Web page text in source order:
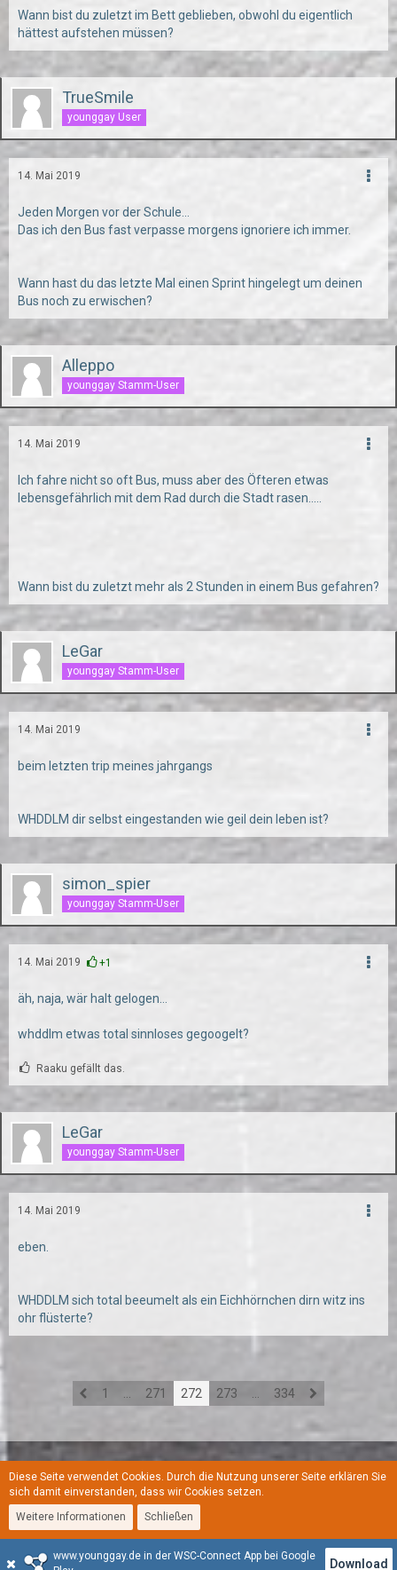
Wann bist du zuletzt im Bett geblieben, obwohl du eigentlich
hättest aufstehen müssen?
TrueSmile
younggay User
14. Mai 2019
Jeden Morgen vor der Schule...
Das ich den Bus fast verpasse morgens ignoriere ich immer.
Wann hast du das letzte Mal einen Sprint hingelegt um deinen
Bus noch zu erwischen?
Alleppo
younggay Stamm-User
14. Mai 2019
Ich fahre nicht so oft Bus, muss aber des Öfteren etwas
lebensgefährlich mit dem Rad durch die Stadt rasen.....
Wann bist du zuletzt mehr als 2 Stunden in einem Bus gefahren?
LeGar
younggay Stamm-User
14. Mai 2019
beim letzten trip meines jahrgangs
WHDDLM dir selbst eingestanden wie geil dein leben ist?
simon_spier
younggay Stamm-User
14. Mai 2019 +1
äh, naja, wär halt gelogen...
whddlm etwas total sinnloses gegoogelt?
Raaku gefällt das.
LeGar
younggay Stamm-User
14. Mai 2019
eben.
WHDDLM sich total beeumelt als ein Eichhörnchen dirn witz ins
ohr flüsterte?
1 271 272 273 334
Regeln Datenschutzerklärung Kontakt
Stil:YoungGay
Community-Software:WoltLab Suite™
www.younggay.de in der WSC-Connect App bei Google
Download
Diese Seite verwendet Cookies. Durch die Nutzung unserer Seite erklären Sie
sich damit einverstanden, dass wir Cookies setzen.
Weitere Informationen
Schließen